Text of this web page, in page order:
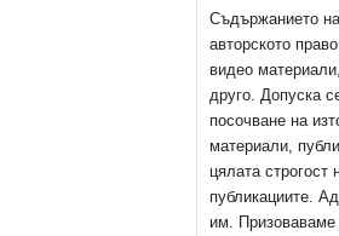
Съдържанието
авторското
видео
друго. Допуска
посочване на
материали,
цялата
публикациите.
им. Призоваваме